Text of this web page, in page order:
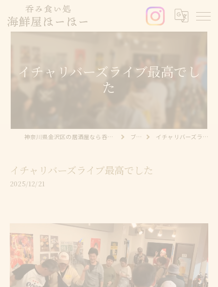
イチャリバーズライブ最高でし
た
神奈川県金沢区の居酒屋なら呑み食い処 海鮮屋ほーほー ブログ イチャリバーズライブ最高でした
イチャリバーズライブ最高でした
2025/12/21